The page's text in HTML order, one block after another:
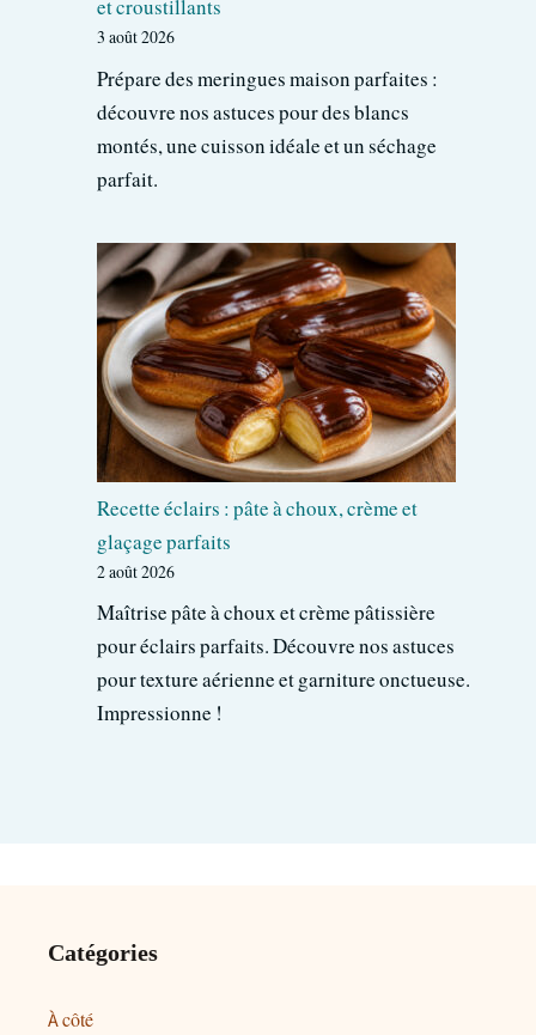
et croustillants
3 août 2026
Prépare des meringues maison parfaites :
découvre nos astuces pour des blancs
montés, une cuisson idéale et un séchage
parfait.
Recette éclairs : pâte à choux, crème et
glaçage parfaits
2 août 2026
Maîtrise pâte à choux et crème pâtissière
pour éclairs parfaits. Découvre nos astuces
pour texture aérienne et garniture onctueuse.
Impressionne !
Catégories
À côté